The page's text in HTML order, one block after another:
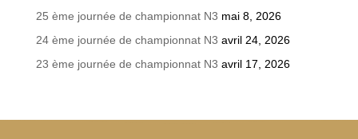
25 ème journée de championnat N3 mai 8, 2026
24 ème journée de championnat N3 avril 24, 2026
23 ème journée de championnat N3 avril 17, 2026